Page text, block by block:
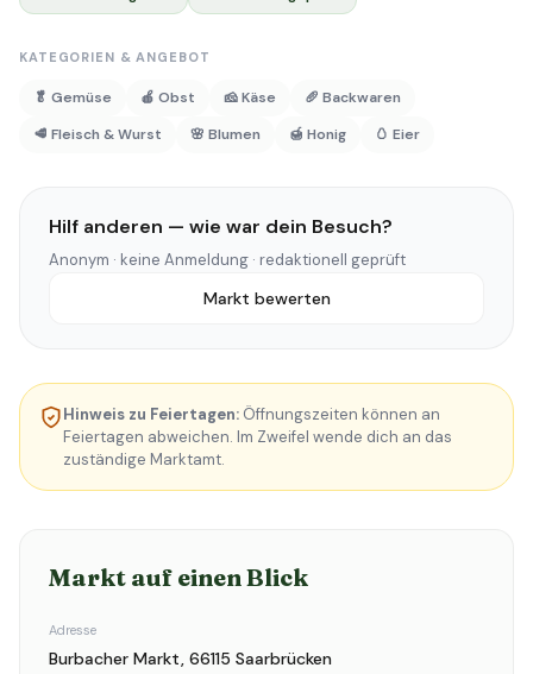
KATEGORIEN & ANGEBOT
🥬 Gemüse 🍎 Obst 🧀 Käse
🥖 Backwaren
🥩 Fleisch & Wurst
🌸 Blumen 🍯 Honig 🥚 Eier
Hilf anderen — wie war dein Besuch?
Anonym · keine Anmeldung · redaktionell geprüft
Markt bewerten
Hinweis zu Feiertagen: Öffnungszeiten können an
Feiertagen abweichen. Im Zweifel wende dich an das
zuständige Marktamt.
Markt auf einen Blick
Adresse
Burbacher Markt, 66115 Saarbrücken